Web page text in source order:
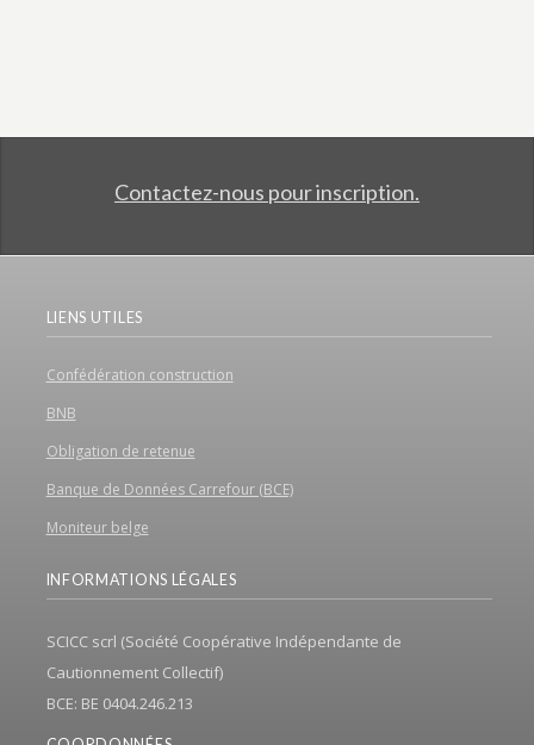
Contactez-nous pour inscription.
LIENS UTILES
Confédération construction
BNB
Obligation de retenue
Banque de Données Carrefour (BCE)
Moniteur belge
INFORMATIONS LÉGALES
SCICC scrl (Société Coopérative Indépendante de
Cautionnement Collectif)
BCE: BE 0404.246.213